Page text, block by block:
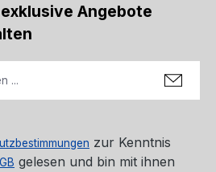
Angebote
zur Kenntnis
gelesen und bin mit ihnen